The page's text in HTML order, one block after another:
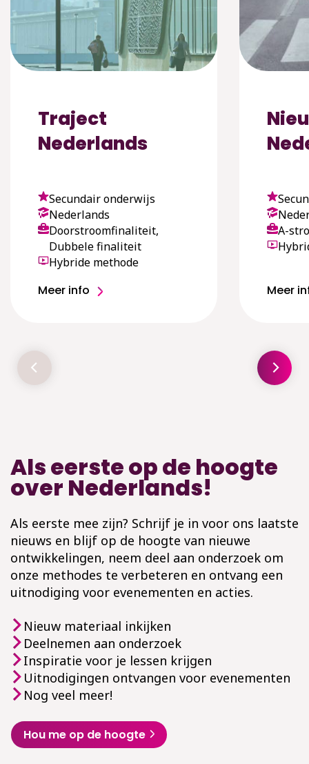
Traject
Nederlands
Secundair onderwijs
Nederlands
Doorstroomfinaliteit,
Dubbele finaliteit
Hybride methode
Meer info
A-
Meer
Als eerste op de hoogte
over Nederlands!
Als eerste mee zijn? Schrijf je in voor ons laatste
nieuws en blijf op de hoogte van nieuwe
ontwikkelingen, neem deel aan onderzoek om
onze methodes te verbeteren en ontvang een
uitnodiging voor evenementen en acties.
Nieuw materiaal inkijken
Deelnemen aan onderzoek
Inspiratie voor je lessen krijgen
Uitnodigingen ontvangen voor evenementen
Nog veel meer!
Hou me op de hoogte